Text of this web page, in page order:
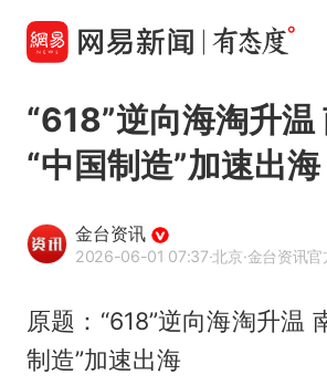
“618”逆向海淘升温
“中国制造”加速出海
金台资讯
2026-06-01 07:37·北京·金台资讯官方
原题：“618”逆向海淘升温
制造”加速出海